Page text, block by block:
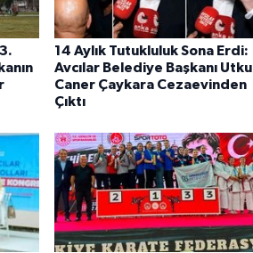
14 Aylık Tutukluluk Sona Erdi:
Avcılar Belediye Başkanı Utku
Caner Çaykara Cezaevinden
Çıktı